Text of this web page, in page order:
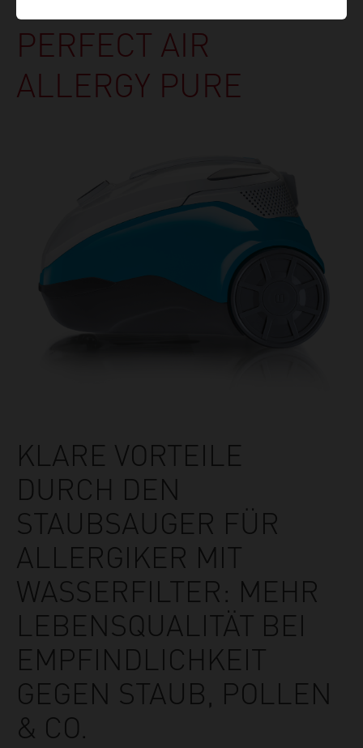
PERFECT AIR
ALLERGY PURE
KLARE VORTEILE
DURCH DEN
STAUBSAUGER FÜR
ALLERGIKER MIT
WASSERFILTER: MEHR
LEBENSQUALITÄT BEI
EMPFINDLICHKEIT
GEGEN STAUB, POLLEN
& CO.